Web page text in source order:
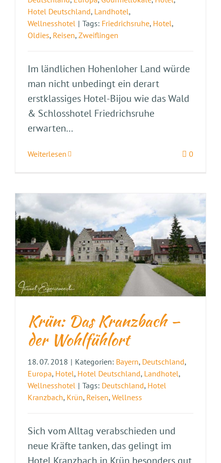
Hotel Deutschland, Landhotel,
Wellnesshotel | Tags: Friedrichsruhe, Hotel,
Oldies, Reisen, Zweiflingen
Im ländlichen Hohenloher Land würde
man nicht unbedingt ein derart
erstklassiges Hotel-Bijou wie das Wald
& Schlosshotel Friedrichsruhe
erwarten...
Weiterlesen 0
Krün: Das Kranzbach –
der Wohlfühlort
18. 07. 2018 | Kategorien: Bayern, Deutschland,
Europa, Hotel, Hotel Deutschland, Landhotel,
Wellnesshotel | Tags: Deutschland, Hotel
Kranzbach, Krün, Reisen, Wellness
Sich vom Alltag verabschieden und
neue Kräfte tanken, das gelingt im